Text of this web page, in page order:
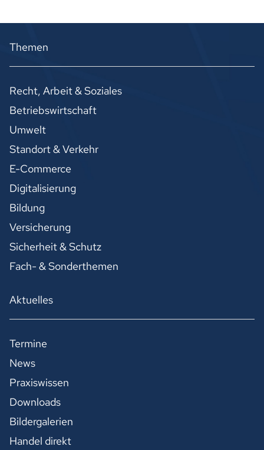
Themen
Recht, Arbeit & Soziales
Betriebswirtschaft
Umwelt
Standort & Verkehr
E-Commerce
Digitalisierung
Bildung
Versicherung
Sicherheit & Schutz
Fach- & Sonderthemen
Aktuelles
Termine
News
Praxiswissen
Downloads
Bildergalerien
Handel direkt